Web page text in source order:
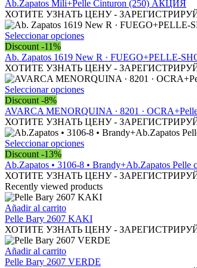
tiene
múltiples
variantes.
Las
se
pueden
elegir
en
página
de
producto
Ab.Zapatos Mili+Pelle Cinturon (250) АКЦИЯ
ХОТИТЕ УЗНАТЬ ЦЕНУ -
Seleccionar opcionesEste
tiene
múltiples
variantes.
Las
se
pueden
elegir
en
página
de
producto
Discount -11%
Ab. Zapatos 1619 New R · FUEGO+PELLE-
ХОТИТЕ УЗНАТЬ ЦЕНУ -
Seleccionar opcionesEste
tiene
múltiples
variantes.
Las
se
pueden
elegir
en
página
de
producto
Discount -8%
AVARCA MENORQUINA · 8201 ·
ХОТИТЕ УЗНАТЬ ЦЕНУ -
Seleccionar opcionesEste
tiene
múltiples
variantes.
Las
se
pueden
elegir
la
Discount -13%
Ab.Zapatos • 3106-8 • Brandy+Ab.Zapatos
ХОТИТЕ УЗНАТЬ ЦЕНУ -
Recently viewed products
Añadir al carrito
Pelle Bary 2607 KAKI
ХОТИТЕ УЗНАТЬ ЦЕНУ -
Añadir al carrito
Pelle Bary 2607 VERDE